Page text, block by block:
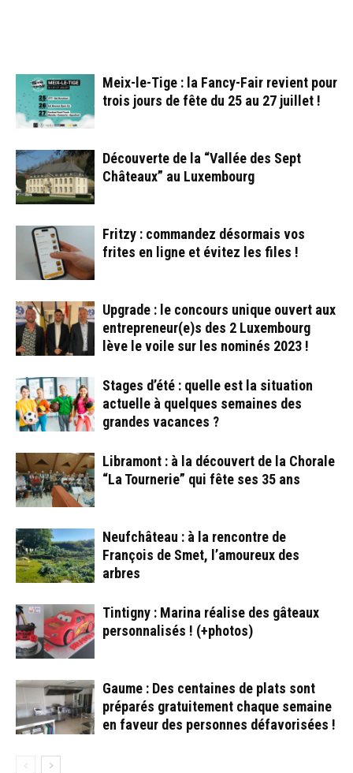
Meix-le-Tige : la Fancy-Fair revient pour
trois jours de fête du 25 au 27 juillet !
Découverte de la “Vallée des Sept
Châteaux” au Luxembourg
Fritzy : commandez désormais vos
frites en ligne et évitez les files !
Upgrade : le concours unique ouvert aux
entrepreneur(e)s des 2 Luxembourg
lève le voile sur les nominés 2023 !
Stages d’été : quelle est la situation
actuelle à quelques semaines des
grandes vacances ?
Libramont : à la découvert de la Chorale
“La Tournerie” qui fête ses 35 ans
Neufchâteau : à la rencontre de
François de Smet, l’amoureux des
arbres
Tintigny : Marina réalise des gâteaux
personnalisés ! (+photos)
Gaume : Des centaines de plats sont
préparés gratuitement chaque semaine
en faveur des personnes défavorisées !